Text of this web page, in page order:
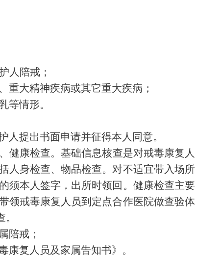
人陪戒；
重大精神疾病或其它重大疾病；
等情形。
人提出书面申请并征得本人同意。
健康检查。基础信息核查是对戒毒康复人
人身检查、物品检查。对不适宜带入场所
须本人签字，出所时领回。健康检查主要
领戒毒康复人员到定点合作医院做查验体
陪戒；
康复人员及家属告知书》。